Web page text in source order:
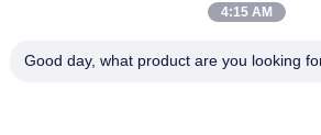
industriële haven, nr.117, Nansan
4:15 AM
Good day, what product are you looking